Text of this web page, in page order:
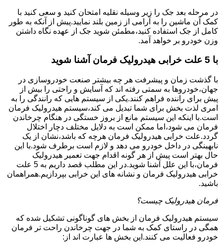
در مرحله بعد جک را زیر وسیله نقلیه امتحان کنید و سعی کنید با
کمک آن ماشین را به آرامی از زمین بلند نمایید.پیش از آنکه به طور
کامل از جک استفاده کنید،مطمئن شوید جک از عهده نگاه داشتن
وزن خودرو بر خواهد آمد.
با 5 علت خرابی هیدرولیک فرمان آشنا شوید
با گذشت زمان و پیشرفت هر چه بیشتر صنعت خودروسازی در
جهان،خودروها به سمتی رفته اند که آسایش و راحتی را بیش از
پیش برای راننده فراهم کنند.یکی از سیستم هایی که رانندگی را به
امری لذت بخش برای شما تبدیل می کند،سیستم هیدرولیک فرمان
است.با اینکه این سیستم مانع از بروز خستگی در هنگام چرخاندن
فرمان می شود،اما ممکن است به دلایل مختلف دچار اختلال
گردد.علت خرابی هیدرولیک فرمان هرچه که باشد،نشان از یک
نابهینگی در داخل خودرو می دهد و لازم است برطرف شود.با این
حال بهتر است پیش از هر گونه اقدام جهت تعمیر هیدرولیک
فرمان،با این علل آشنا شوید.در این مطلب قصد داریم به 5 علت
خرابی هیدرولیک فرمان و نشانه های این خرابی بپردازیم.همراهمان
باشید.
فرمان هیدرولیک چیست؟
سیستم هیدرولیک فرمان از بخش های گوناگونی تشکیل شده که
همگی در راستای کمک به شما در جهت چرخاندن راحت تر فرمان
خودرو فعالیت می کنند.این بخش ها عبارت اند از: